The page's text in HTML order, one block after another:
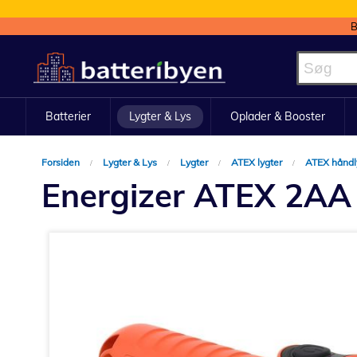
to
Content
Batterier Lygter & Lys Oplader & Booster
Forsiden Lygter & Lys Lygter ATEX lygter ATEX
Energizer ATEX